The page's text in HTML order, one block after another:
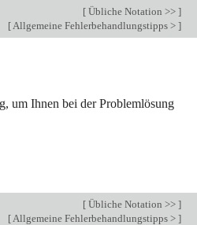
[ Übliche Notation >> ]
[Allgemeine Fehlerbehandlungstipps > ]
um Ihnen bei der Problemlösung
[ Übliche Notation >> ]
[ Allgemeine Fehlerbehandlungstipps > ]